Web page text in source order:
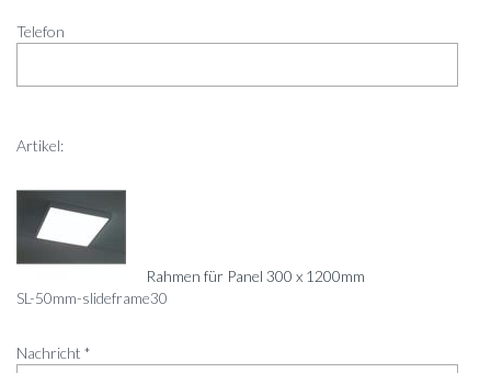
Telefon
Artikel:
Rahmen für Panel 300 x 1200mm
SL-50mm-slideframe30
Nachricht *